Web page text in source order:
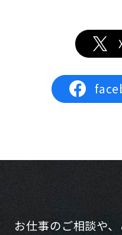
お仕事のご相談や